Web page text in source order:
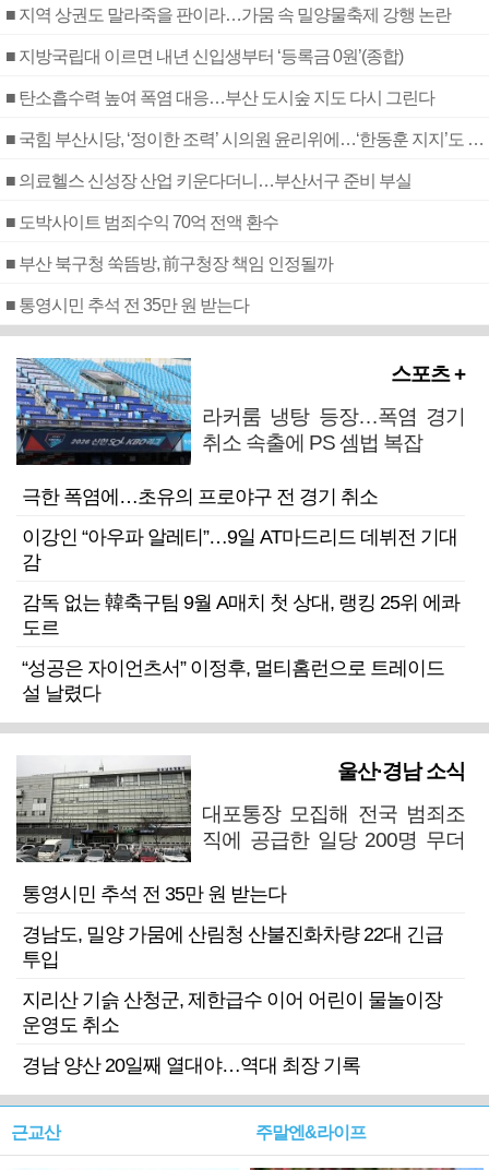
■ 지역 상권도 말라죽을 판이라…가뭄 속 밀양물축제 강행 논란
■ 지방국립대 이르면 내년 신입생부터 ‘등록금 0원’(종합)
■ 탄소흡수력 높여 폭염 대응…부산 도시숲 지도 다시 그린다
■ 국힘 부산시당, ‘정이한 조력’ 시의원 윤리위에…‘한동훈 지지’도 신고접수
■ 의료헬스 신성장 산업 키운다더니…부산서구 준비 부실
■ 도박사이트 범죄수익 70억 전액 환수
■ 부산 북구청 쑥뜸방, 前구청장 책임 인정될까
■ 통영시민 추석 전 35만 원 받는다
스포츠 +
라커룸 냉탕 등장…폭염 경기
취소 속출에 PS 셈법 복잡
극한 폭염에…초유의 프로야구 전 경기 취소
이강인 “아우파 알레티”…9일 AT마드리드 데뷔전 기대
감
감독 없는 韓축구팀 9월 A매치 첫 상대, 랭킹 25위 에콰
도르
“성공은 자이언츠서” 이정후, 멀티홈런으로 트레이드
설 날렸다
울산·경남 소식
대포통장 모집해 전국 범죄조
직에 공급한 일당 200명 무더
통영시민 추석 전 35만 원 받는다
경남도, 밀양 가뭄에 산림청 산불진화차량 22대 긴급
투입
지리산 기슭 산청군, 제한급수 이어 어린이 물놀이장
운영도 취소
경남 양산 20일째 열대야…역대 최장 기록
근교산 주말엔&라이프